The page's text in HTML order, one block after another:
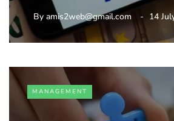
By amis2web@gmail.com 14
MANAGEMENT